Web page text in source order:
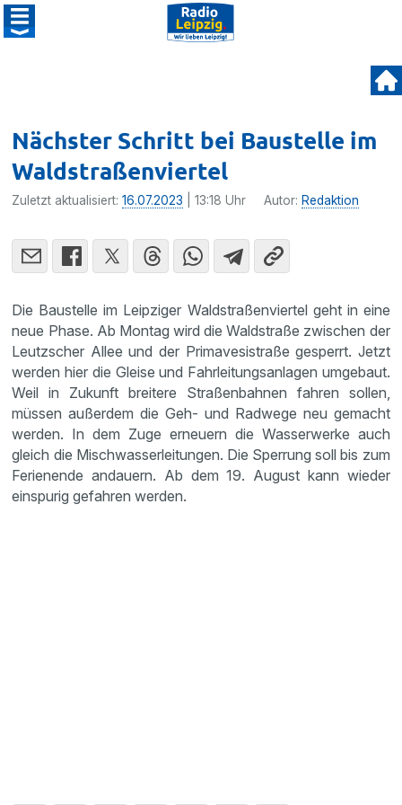
Nächster Schritt bei Baustelle im
Waldstraßenviertel
Zuletzt aktualisiert:16.07.2023 | 13:18 Uhr Autor: Redaktion
Die Baustelle im Leipziger Waldstraßenviertel geht in eine
neue Phase. Ab Montag wird die Waldstraße zwischen der
Leutzscher Allee und der Primavesistraße gesperrt. Jetzt
werden hier die Gleise und Fahrleitungsanlagen umgebaut.
Weil in Zukunft breitere Straßenbahnen fahren sollen,
müssen außerdem die Geh- und Radwege neu gemacht
werden. In dem Zuge erneuern die Wasserwerke auch
gleich die Mischwasserleitungen. Die Sperrung soll bis zum
Ferienende andauern. Ab dem 19. August kann wieder
einspurig gefahren werden.